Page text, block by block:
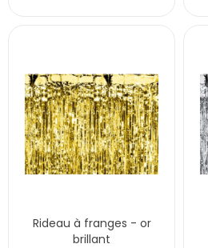
Rideau à franges - or
brillant